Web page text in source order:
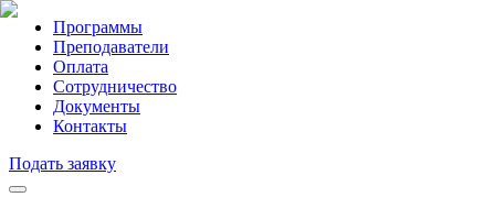
Программы
Преподаватели
Оплата
Сотрудничество
Документы
Контакты
Подать заявку